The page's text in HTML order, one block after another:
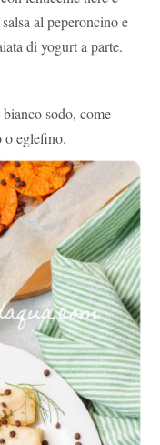
al peperoncino e
di yogurt a parte.
sodo, come
o eglefino.